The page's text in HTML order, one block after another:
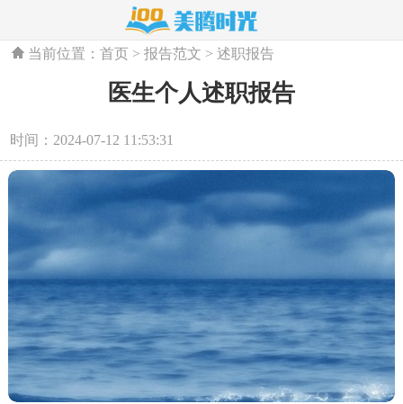
当前位置：首页 >报告范文 >述职报告
医生个人述职报告
时间：2024-07-12 11:53:31